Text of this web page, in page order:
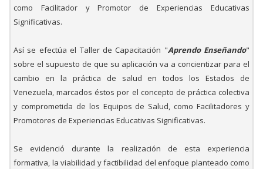
como Facilitador y Promotor de Experiencias Educativas
Significativas.
Así se efectúa el Taller de Capacitación "Aprendo Enseñando"
sobre el supuesto de que su aplicación va a concientizar para el
cambio en la práctica de salud en todos los Estados de
Venezuela, marcados éstos por el concepto de práctica colectiva
y comprometida de los Equipos de Salud, como Facilitadores y
Promotores de Experiencias Educativas Significativas.
Se evidenció durante la realización de esta experiencia
formativa, la viabilidad y factibilidad del enfoque planteado como